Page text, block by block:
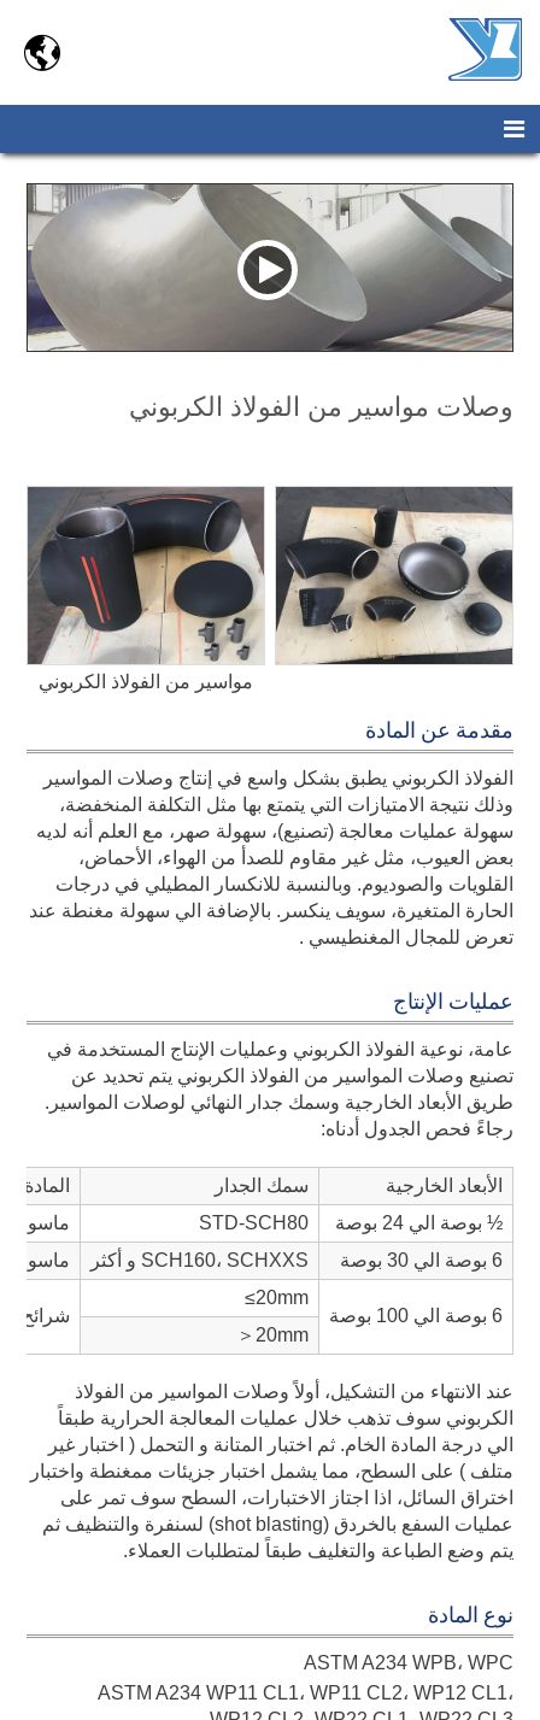

وصلات مواسير من الفولاذ الكربوني
مواسير من الفولاذ الكربوني
مقدمة عن المادة
الفولاذ الكربوني يطبق بشكل واسع في إنتاج وصلات المواسير
وذلك نتيجة الامتيازات التي يتمتع بها مثل التكلفة المنخفضة،
سهولة عمليات معالجة (تصنيع)، سهولة صهر، مع العلم أنه لديه
بعض العيوب، مثل غير مقاوم للصدأ من الهواء، الأحماض،
القلويات والصوديوم. وبالنسبة للانكسار المطيلي في درجات
الحارة المتغيرة، سويف ينكسر. بالإضافة الي سهولة مغنطة عند
تعرض للمجال المغنطيسي .
عمليات الإنتاج
عامة، نوعية الفولاذ الكربوني وعمليات الإنتاج المستخدمة في
تصنيع وصلات المواسير من الفولاذ الكربوني يتم تحديد عن
طريق الأبعاد الخارجية وسمك جدار النهائي لوصلات المواسير.
رجاءً فحص الجدول أدناه:
الأبعاد الخارجية سمك الجدار
المادة
½ بوصة الي 24 بوصة
STD-SCH80
ماسورة
6 بوصة الي 30 بوصة
SCH160، SCHXXS و أكثر ماسورة
6 بوصة الي 100 بوصة
≤20mm
شرائح
＞20mm
عند الانتهاء من التشكيل، أولاً وصلات المواسير من الفولاذ
الكربوني سوف تذهب خلال عمليات المعالجة الحرارية طبقاً
الي درجة المادة الخام. ثم اختبار المتانة و التحمل ( اختبار غير
متلف ) على السطح، مما يشمل اختبار جزيئات ممغنطة واختبار
اختراق السائل، اذا اجتاز الاختبارات، السطح سوف تمر على
عمليات السفع بالخردق (shot blasting) لسنفرة والتنظيف ثم
يتم وضع الطباعة والتغليف طبقاً لمتطلبات العملاء.
نوع المادة
ASTM A234 WPB، WPC
ASTM A234 WP11 CL1، WP11 CL2، WP12 CL1،